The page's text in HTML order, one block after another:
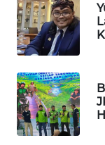
KONSUMEN
LISTRIK
KELISTRIKAN
WALINKI
ID